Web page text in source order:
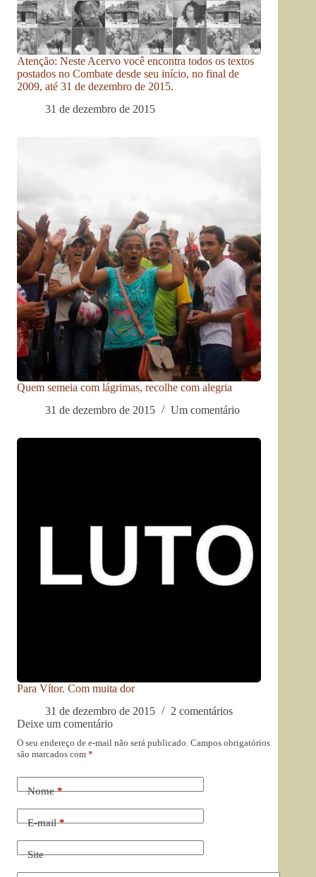
Atenção: Neste Acervo você encontra todos os textos
postados no Combate desde seu início, no final de
2009, até 31 de dezembro de 2015.
31 de dezembro de 2015
Quem semeia com lágrimas, recolhe com alegria
31 de dezembro de 2015
Um comentário
Para Vítor. Com muita dor
31 de dezembro de 2015
2 comentários
Deixe um comentário
O seu endereço de e-mail não será publicado. Campos obrigatórios
são marcados com *
Nome*
E-mail*
Site